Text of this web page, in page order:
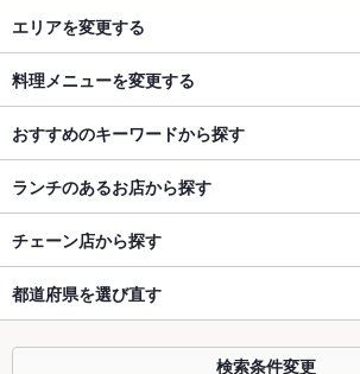
エリアを変更する
料理メニューを変更する
おすすめのキーワードから探す
ランチのあるお店から探す
チェーン店から探す
都道府県を選び直す
検索条件変更